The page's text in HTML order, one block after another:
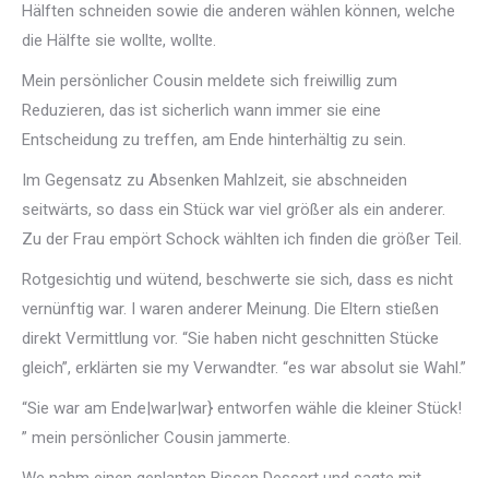
Hälften schneiden sowie die anderen wählen können, welche
die Hälfte sie wollte, wollte.
Mein persönlicher Cousin meldete sich freiwillig zum
Reduzieren, das ist sicherlich wann immer sie eine
Entscheidung zu treffen, am Ende hinterhältig zu sein.
Im Gegensatz zu Absenken Mahlzeit, sie abschneiden
seitwärts, so dass ein Stück war viel größer als ein anderer.
Zu der Frau empört Schock wählten ich finden die größer Teil.
Rotgesichtig und wütend, beschwerte sie sich, dass es nicht
vernünftig war. I waren anderer Meinung. Die Eltern stießen
direkt Vermittlung vor. “Sie haben nicht geschnitten Stücke
gleich”, erklärten sie my Verwandter. “es war absolut sie Wahl.”
“Sie war am Ende|war|war} entworfen wähle die kleiner Stück!
” mein persönlicher Cousin jammerte.